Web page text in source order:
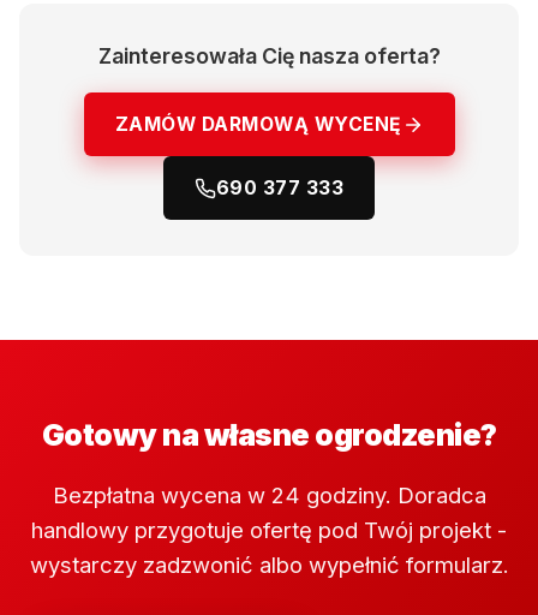
Zainteresowała Cię nasza oferta?
ZAMÓW DARMOWĄ WYCENĘ
690 377 333
Gotowy na własne ogrodzenie?
Bezpłatna wycena w 24 godziny. Doradca
handlowy przygotuje ofertę pod Twój projekt -
wystarczy zadzwonić albo wypełnić formularz.